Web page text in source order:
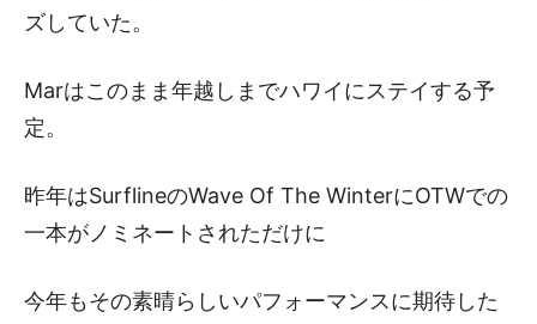
ズしていた。
Marはこのまま年越しまでハワイにステイする予
定。
昨年はSurflineのWave Of The WinterにOTWでの
一本がノミネートされただけに
今年もその素晴らしいパフォーマンスに期待した